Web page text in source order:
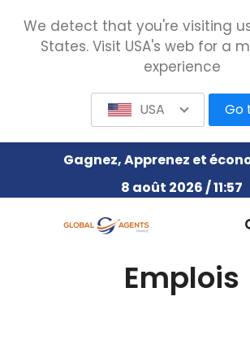
Gagnez, Apprenez et
8 août 2026 / 11:57
Emplois
We detect that you're visiting
States. Visit USA's web for a
experience
USA Go